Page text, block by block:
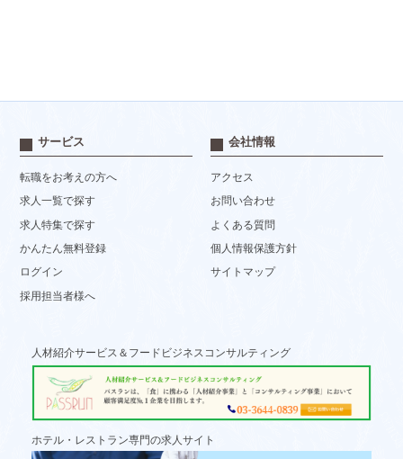
サービス
転職をお考えの方へ
求人一覧で探す
求人特集で探す
かんたん無料登録
ログイン
採用担当者様へ
会社情報
アクセス
お問い合わせ
よくある質問
個人情報保護方針
サイトマップ
人材紹介サービス＆フードビジネスコンサルティング
ホテル・レストラン専門の求人サイト